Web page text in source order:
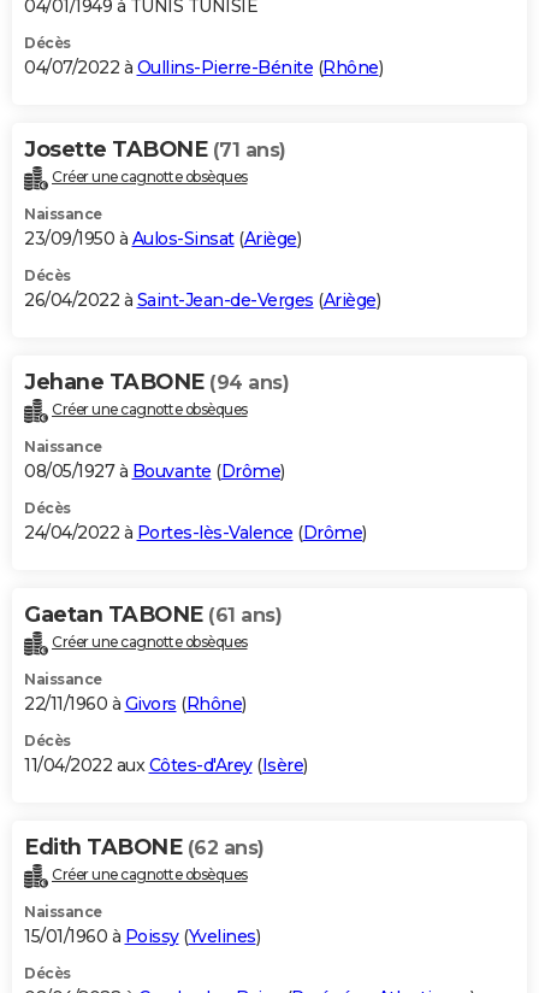
04/01/1949 à TUNIS TUNISIE
Décès
04/07/2022 à Oullins-Pierre-Bénite (Rhône)
Josette TABONE (71 ans)
Créer une cagnotte obsèques
Naissance
23/09/1950 à Aulos-Sinsat(Ariège)
Décès
26/04/2022 à Saint-Jean-de-Verges (Ariège)
Jehane TABONE (94 ans)
Créer une cagnotte obsèques
Naissance
08/05/1927 à Bouvante (Drôme)
Décès
24/04/2022 à Portes-lès-Valence (Drôme)
Gaetan TABONE (61 ans)
Créer une cagnotte obsèques
Naissance
22/11/1960 à Givors (Rhône)
Décès
11/04/2022 auxCôtes-d'Arey(Isère)
Edith TABONE (62 ans)
Créer une cagnotte obsèques
Naissance
15/01/1960 à Poissy(Yvelines)
Décès